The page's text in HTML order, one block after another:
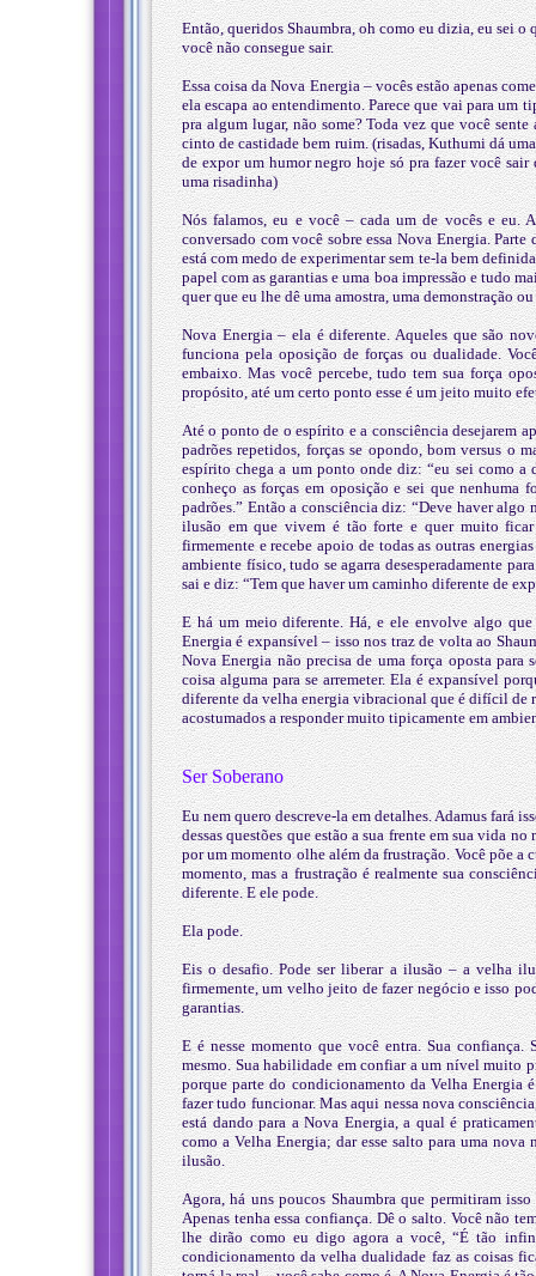
Então, queridos Shaumbra, oh como eu dizia, eu sei
você não consegue sair.
Essa coisa da Nova Energia – vocês estão apenas
ela escapa ao entendimento. Parece que vai para um
pra algum lugar, não some? Toda vez que você
cinto de castidade bem ruim. (risadas, Kuthumi dá
de expor um humor negro hoje só pra fazer você sair
uma risadinha)
Nós falamos, eu e você – cada um de vocês e eu.
conversado com você sobre essa Nova Energia.
está com medo de experimentar sem te-la bem
papel com as garantias e uma boa impressão e tudo
quer que eu lhe dê uma amostra, uma demonstração
Nova Energia – ela é diferente. Aqueles que são
funciona pela oposição de forças ou dualidade.
embaixo. Mas você percebe, tudo tem sua força
propósito, até um certo ponto esse é um jeito muito
Até o ponto de o espírito e a consciência desejarem
padrões repetidos, forças se opondo, bom versus o
espírito chega a um ponto onde diz: “eu sei como a
conheço as forças em oposição e sei que nenhuma
padrões.” Então a consciência diz: “Deve haver algo
ilusão em que vivem é tão forte e quer muito
firmemente e recebe apoio de todas as outras
ambiente físico, tudo se agarra desesperadamente
sai e diz: “Tem que haver um caminho diferente de
E há um meio diferente. Há, e ele envolve algo
Energia é expansível – isso nos traz de volta ao
Nova Energia não precisa de uma força oposta para
coisa alguma para se arremeter. Ela é expansível
diferente da velha energia vibracional que é difícil de
acostumados a responder muito tipicamente em
Ser Soberano
Eu nem quero descreve-la em detalhes. Adamus fará
dessas questões que estão a sua frente em sua vida
por um momento olhe além da frustração. Você põe a
momento, mas a frustração é realmente sua
diferente. E ele pode.
Ela pode.
Eis o desafio. Pode ser liberar a ilusão – a velha
firmemente, um velho jeito de fazer negócio e isso
garantias.
E é nesse momento que você entra. Sua
mesmo. Sua habilidade em confiar a um nível muito
porque parte do condicionamento da Velha Energia
fazer tudo funcionar. Mas aqui nessa nova
está dando para a Nova Energia, a qual é
como a Velha Energia; dar esse salto para uma
ilusão.
Agora, há uns poucos Shaumbra que permitiram
Apenas tenha essa confiança. Dê o salto. Você não
lhe dirão como eu digo agora a você, “É tão
condicionamento da velha dualidade faz as coisas